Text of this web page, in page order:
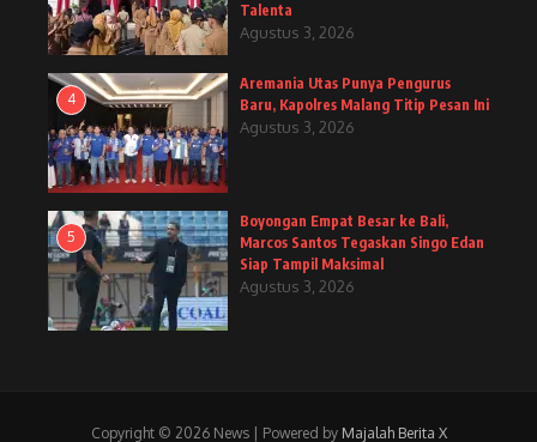
Talenta
Agustus 3, 2026
4
Aremania Utas Punya Pengurus
Baru, Kapolres Malang Titip Pesan Ini
Agustus 3, 2026
5
Boyongan Empat Besar ke Bali,
Marcos Santos Tegaskan Singo Edan
Siap Tampil Maksimal
Agustus 3, 2026
Copyright © 2026 News | Powered by Majalah Berita X